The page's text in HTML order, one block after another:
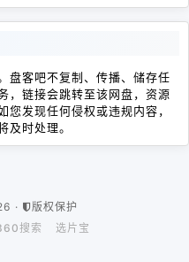
盘客吧不复制、传播、储存任
，链接会跳转至该网盘，资源
您发现任何侵权或违规内容，
及时处理。
·
版权保护
搜索 选片宝